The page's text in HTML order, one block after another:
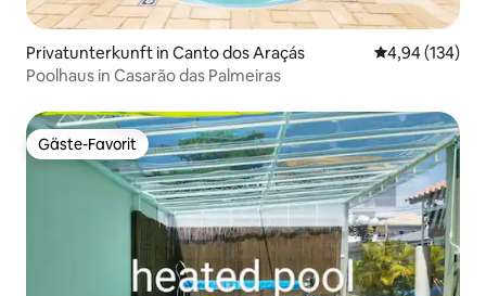
Privatunterkunft in Canto dos Araçás
4,94 (134)
Poolhaus in Casarão das Palmeiras
Gäste-Favorit
Gäste-Favorit